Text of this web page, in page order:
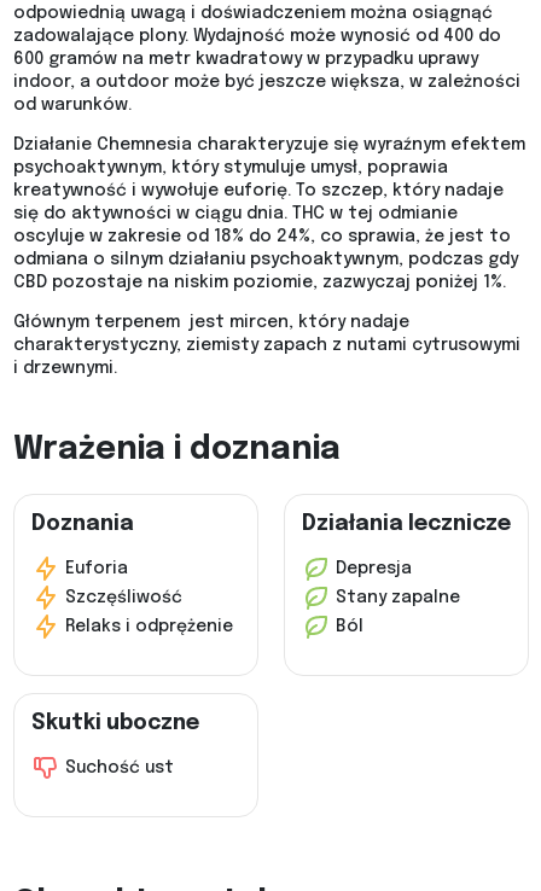
odpowiednią uwagą i doświadczeniem można osiągnąć
zadowalające plony. Wydajność może wynosić od 400 do
600 gramów na metr kwadratowy w przypadku uprawy
indoor, a outdoor może być jeszcze większa, w zależności
od warunków.
Działanie Chemnesia charakteryzuje się wyraźnym efektem
psychoaktywnym, który stymuluje umysł, poprawia
kreatywność i wywołuje euforię. To szczep, który nadaje
się do aktywności w ciągu dnia. THC w tej odmianie
oscyluje w zakresie od 18% do 24%, co sprawia, że jest to
odmiana o silnym działaniu psychoaktywnym, podczas gdy
CBD pozostaje na niskim poziomie, zazwyczaj poniżej 1%.
Głównym terpenem jest mircen, który nadaje
charakterystyczny, ziemisty zapach z nutami cytrusowymi
i drzewnymi.
Wrażenia i doznania
Doznania
Euforia
Szczęśliwość
Relaks i odprężenie
Działania lecznicze
Depresja
Stany zapalne
Ból
Skutki uboczne
Suchość ust